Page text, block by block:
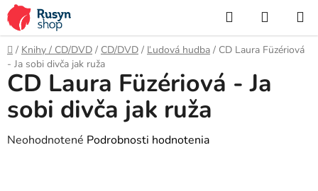
Prejsť
na
obsah
Hľadať
KOŠÍK
Domov
/ Knihy / CD/DVD / CD/DVD / Ľudová hudba / CD Laura Füzériová
- Ja sobi divča jak ruža
CD Laura Füzériová - Ja
sobi divča jak ruža
Priemerné
Neohodnotené Podrobnosti hodnotenia